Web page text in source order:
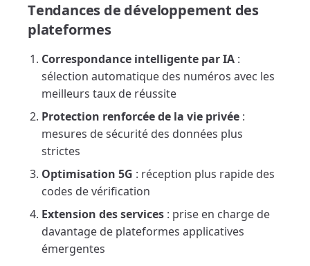
Tendances de développement des
plateformes
Correspondance intelligente par IA :
sélection automatique des numéros avec les
meilleurs taux de réussite
Protection renforcée de la vie privée :
mesures de sécurité des données plus
strictes
Optimisation 5G : réception plus rapide des
codes de vérification
Extension des services : prise en charge de
davantage de plateformes applicatives
émergentes